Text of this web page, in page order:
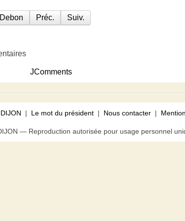
Préc. Suiv.
JComments
| Le mot du président | Nous contacter |
— Reproduction autorisée pour usage personnel